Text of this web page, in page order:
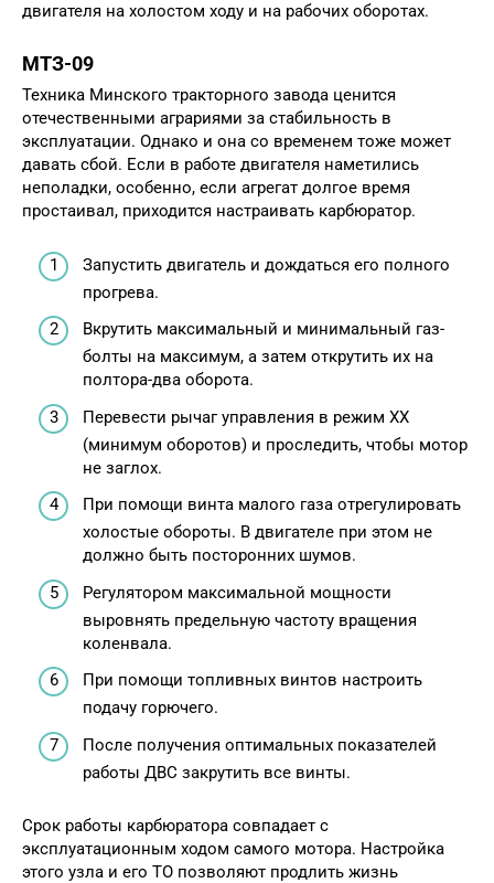
двигателя на холостом ходу и на рабочих оборотах.
МТЗ-09
Техника Минского тракторного завода ценится
отечественными аграриями за стабильность в
эксплуатации. Однако и она со временем тоже может
давать сбой. Если в работе двигателя наметились
неполадки, особенно, если агрегат долгое время
простаивал, приходится настраивать карбюратор.
Запустить двигатель и дождаться его полного
прогрева.
Вкрутить максимальный и минимальный газ-
болты на максимум, а затем открутить их на
полтора-два оборота.
Перевести рычаг управления в режим XX
(минимум оборотов) и проследить, чтобы мотор
не заглох.
При помощи винта малого газа отрегулировать
холостые обороты. В двигателе при этом не
должно быть посторонних шумов.
Регулятором максимальной мощности
выровнять предельную частоту вращения
коленвала.
При помощи топливных винтов настроить
подачу горючего.
После получения оптимальных показателей
работы ДВС закрутить все винты.
Срок работы карбюратора совпадает с
эксплуатационным ходом самого мотора. Настройка
этого узла и его ТО позволяют продлить жизнь